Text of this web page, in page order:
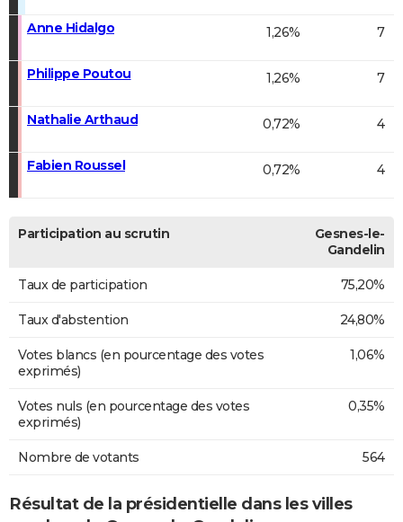
Anne Hidalgo 1,26% 7
Philippe Poutou 1,26% 7
Nathalie Arthaud 0,72% 4
Fabien Roussel 0,72% 4
Participation au scrutin
Gesnes-le-
Gandelin
Taux de participation 75,20%
Taux d'abstention 24,80%
Votes blancs (en pourcentage des votes
exprimés)
1,06%
Votes nuls (en pourcentage des votes
exprimés)
0,35%
Nombre de votants 564
Résultat de la présidentielle dans les villes